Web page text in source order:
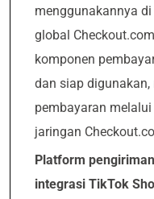
menggunakannya
global
komponen
dan siap
pembayaran
jaringan
Platform
integrasi TikTok